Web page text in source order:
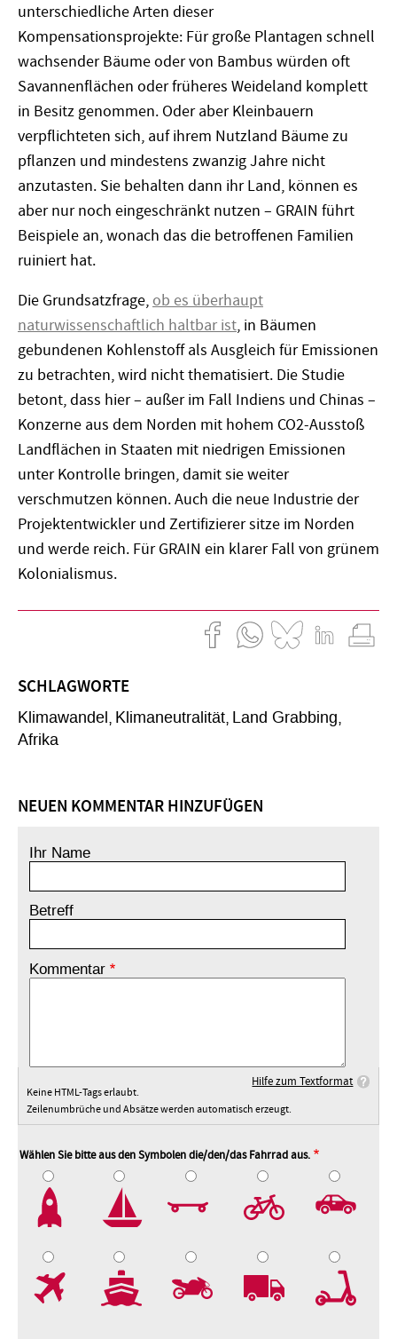
unterschiedliche Arten dieser
Kompensationsprojekte: Für große Plantagen schnell
wachsender Bäume oder von Bambus würden oft
Savannenflächen oder früheres Weideland komplett
in Besitz genommen. Oder aber Kleinbauern
verpflichteten sich, auf ihrem Nutzland Bäume zu
pflanzen und mindestens zwanzig Jahre nicht
anzutasten. Sie behalten dann ihr Land, können es
aber nur noch eingeschränkt nutzen – GRAIN führt
Beispiele an, wonach das die betroffenen Familien
ruiniert hat.
Die Grundsatzfrage, ob es überhaupt
naturwissenschaftlich haltbar ist, in Bäumen
gebundenen Kohlenstoff als Ausgleich für Emissionen
zu betrachten, wird nicht thematisiert. Die Studie
betont, dass hier – außer im Fall Indiens und Chinas –
Konzerne aus dem Norden mit hohem CO2-Ausstoß
Landflächen in Staaten mit niedrigen Emissionen
unter Kontrolle bringen, damit sie weiter
verschmutzen können. Auch die neue Industrie der
Projektentwickler und Zertifizierer sitze im Norden
und werde reich. Für GRAIN ein klarer Fall von grünem
Kolonialismus.
SCHLAGWORTE
Klimawandel Klimaneutralität Land Grabbing
Afrika
NEUEN KOMMENTAR HINZUFÜGEN
Ihr Name
Betreff
Kommentar
Hilfe zum Textformat
Keine HTML-Tags erlaubt.
Zeilenumbrüche und Absätze werden automatisch erzeugt.
Wählen Sie bitte aus den Symbolen die/den/das Fahrrad aus.